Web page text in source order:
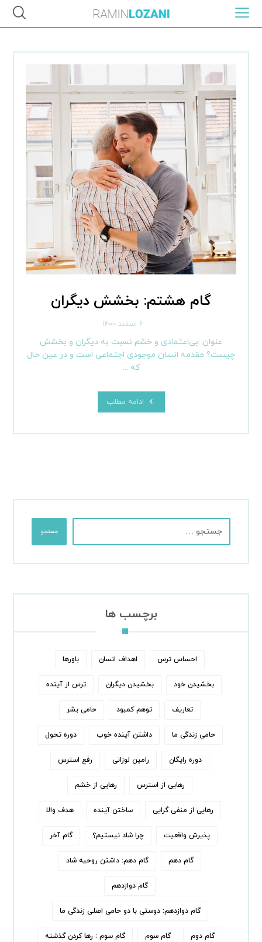
گام هشتم: بخشش دیگران
۶ اسفند ۱۴۰۰
عنوان :بی‌اعتمادی و خشم نسبت به دیگران و بخشش
چیست؟ مقدمه انسان موجودی اجتماعی است و در عین حال
که ...
ادامه مطلب
جستجو
برچسب ها
احساس ترس اهداف انسان باورها
بخشیدن خود بخشیدن دیگران ترس از آینده
تعاریف توهم کمبود حامی بشر
حامی زندگی ما داشتن آینده خوب دوره تحول
دوره رایگان رامین لوزانی رفع استرس
رهایی از استرس رهایی از خشم
رهایی از منفی گرایی ساختن آینده هدف والا
پذیرش واقعیت چرا شاد نیستیم؟ گام آخر
گام دهم گام دهم: داشتن روحیه شاد
گام دوازدهم
گام دوازدهم: دوستی با دو حامی اصلی زندگی ما
گام دوم گام سوم گام سوم : رها کردن‌ گذشته